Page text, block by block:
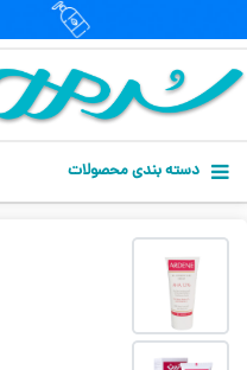
دسته بندی محصولات